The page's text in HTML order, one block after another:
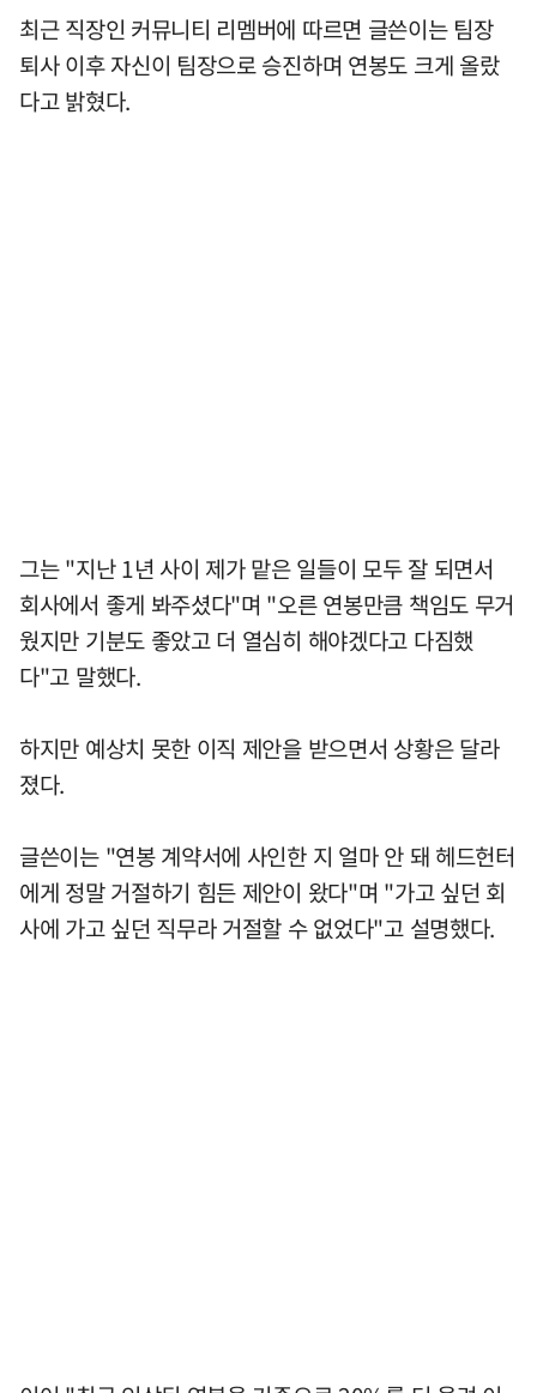
최근 직장인 커뮤니티 리멤버에 따르면 글쓴이는 팀장
퇴사 이후 자신이 팀장으로 승진하며 연봉도 크게 올랐
다고 밝혔다.
그는 "지난 1년 사이 제가 맡은 일들이 모두 잘 되면서
회사에서 좋게 봐주셨다"며 "오른 연봉만큼 책임도 무거
웠지만 기분도 좋았고 더 열심히 해야겠다고 다짐했
다"고 말했다.
하지만 예상치 못한 이직 제안을 받으면서 상황은 달라
졌다.
글쓴이는 "연봉 계약서에 사인한 지 얼마 안 돼 헤드헌터
에게 정말 거절하기 힘든 제안이 왔다"며 "가고 싶던 회
사에 가고 싶던 직무라 거절할 수 없었다"고 설명했다.